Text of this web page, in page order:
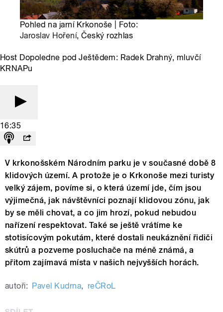
Pohled na jarní Krkonoše | Foto:
Jaroslav Hoření, Český rozhlas
Host Dopoledne pod Ještědem: Radek Drahný, mluvčí
KRNAPu
16:35
V krkonošském Národním parku je v současné době 8
klidových území. A protože je o Krkonoše mezi turisty
velký zájem, povíme si, o která území jde, čím jsou
výjimečná, jak návštěvníci poznají klidovou zónu, jak
by se měli chovat, a co jim hrozí, pokud nebudou
nařízení respektovat. Také se ještě vrátíme ke
stotisícovým pokutám, které dostali neukáznění řidiči
skútrů a pozveme posluchače na méně známá, a
přitom zajímavá místa v našich nejvyšších horách.
autoři: Pavel Kudrna, reČRoL